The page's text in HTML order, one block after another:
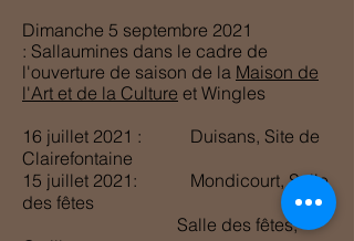
Dimanche 5 septembre 2021
: Sallaumines dans le cadre de
l'ouverture de saison de la Maison de
l'Art et de la Culture et Wingles
16 juillet 2021 : Duisans, Site de
Clairefontaine
15 juillet 2021: Mondicourt, Salle
des fêtes
Salle des fêtes,